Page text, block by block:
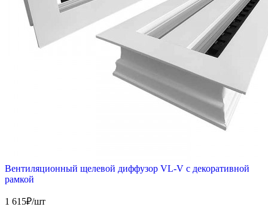
Вентиляционный щелевой диффузор VL-V с декоративной
рамкой
1 615₽/шт